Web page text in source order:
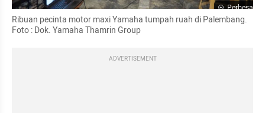
Perbesar
Ribuan pecinta motor maxi Yamaha tumpah ruah di Palembang.
Foto : Dok. Yamaha Thamrin Group
ADVERTISEMENT